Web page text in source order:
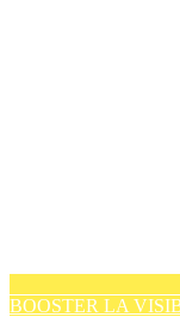
BOOSTER LA